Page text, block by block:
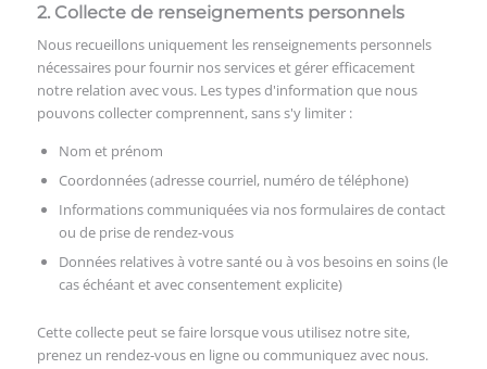
2. Collecte de renseignements personnels
Nous recueillons uniquement les renseignements personnels
nécessaires pour fournir nos services et gérer efficacement
notre relation avec vous. Les types d'information que nous
pouvons collecter comprennent, sans s'y limiter :
Nom et prénom
Coordonnées (adresse courriel, numéro de téléphone)
Informations communiquées via nos formulaires de contact
ou de prise de rendez-vous
Données relatives à votre santé ou à vos besoins en soins (le
cas échéant et avec consentement explicite)
Cette collecte peut se faire lorsque vous utilisez notre site,
prenez un rendez-vous en ligne ou communiquez avec nous.